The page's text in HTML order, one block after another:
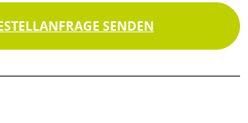
SENDEN